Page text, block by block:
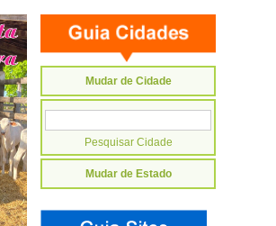
Mudar de Cidade
Mudar de Estado